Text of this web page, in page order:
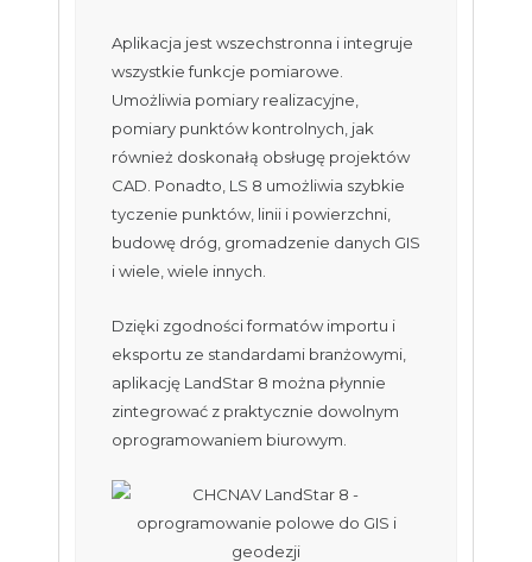
Aplikacja jest wszechstronna i integruje
wszystkie funkcje pomiarowe.
Umożliwia pomiary realizacyjne,
pomiary punktów kontrolnych, jak
również doskonałą obsługę projektów
CAD. Ponadto, LS 8 umożliwia szybkie
tyczenie punktów, linii i powierzchni,
budowę dróg, gromadzenie danych GIS
i wiele, wiele innych.
Dzięki zgodności formatów importu i
eksportu ze standardami branżowymi,
aplikację LandStar 8 można płynnie
zintegrować z praktycznie dowolnym
oprogramowaniem biurowym.